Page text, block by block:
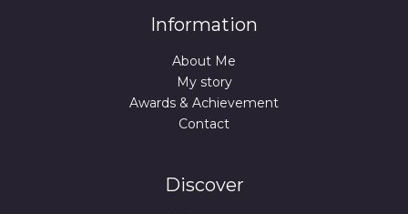
Information
About Me
My story
Awards & Achievement
Contact
Discover